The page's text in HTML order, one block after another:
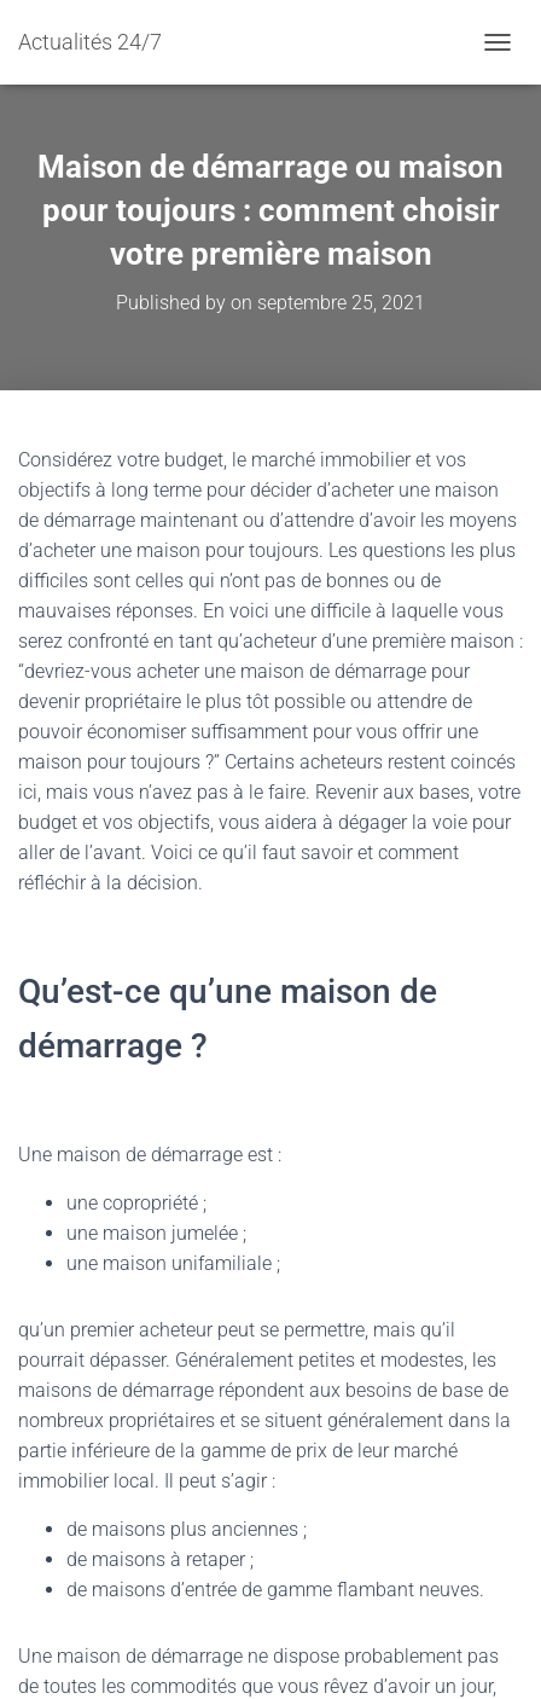
Actualités 24/7
Maison de démarrage ou maison
pour toujours : comment choisir
votre première maison
Published by on septembre 25, 2021
Considérez votre budget, le marché immobilier et vos
objectifs à long terme pour décider d’acheter une maison
de démarrage maintenant ou d’attendre d’avoir les moyens
d’acheter une maison pour toujours. Les questions les plus
difficiles sont celles qui n’ont pas de bonnes ou de
mauvaises réponses. En voici une difficile à laquelle vous
serez confronté en tant qu’acheteur d’une première maison :
“devriez-vous acheter une maison de démarrage pour
devenir propriétaire le plus tôt possible ou attendre de
pouvoir économiser suffisamment pour vous offrir une
maison pour toujours ?” Certains acheteurs restent coincés
ici, mais vous n’avez pas à le faire. Revenir aux bases, votre
budget et vos objectifs, vous aidera à dégager la voie pour
aller de l’avant. Voici ce qu’il faut savoir et comment
réfléchir à la décision.
Qu’est-ce qu’une maison de
démarrage ?
Une maison de démarrage est :
une copropriété ;
une maison jumelée ;
une maison unifamiliale ;
qu’un premier acheteur peut se permettre, mais qu’il
pourrait dépasser. Généralement petites et modestes, les
maisons de démarrage répondent aux besoins de base de
nombreux propriétaires et se situent généralement dans la
partie inférieure de la gamme de prix de leur marché
immobilier local. Il peut s’agir :
de maisons plus anciennes ;
de maisons à retaper ;
de maisons d’entrée de gamme flambant neuves.
Une maison de démarrage ne dispose probablement pas
de toutes les commodités que vous rêvez d’avoir un jour,